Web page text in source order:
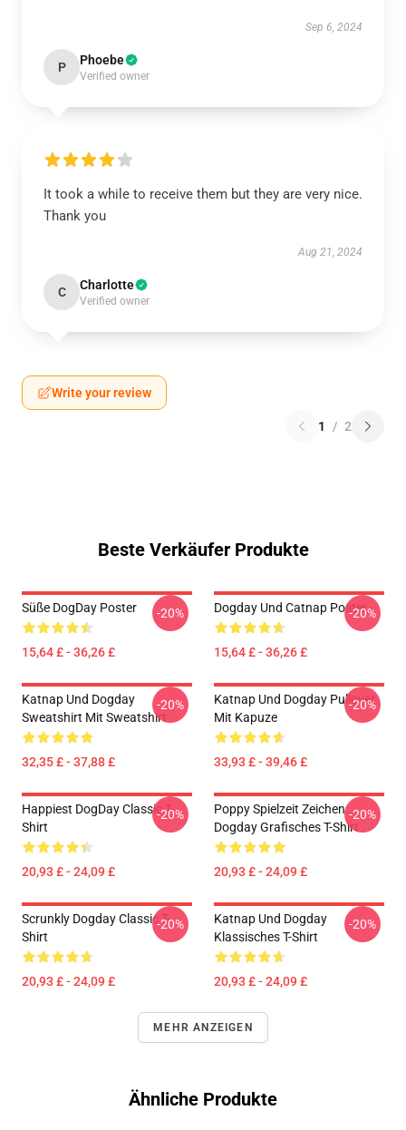
Sep 6, 2024
P Phoebe
Verified owner
It took a while to receive them but they are very nice.
Thank you
Aug 21, 2024
C Charlotte
Verified owner
Write your review
1 / 2
Beste Verkäufer Produkte
Süße DogDay Poster
15,64 £ - 36,26 £
-20% Dogday Und Catnap Poster
15,64 £ - 36,26 £
-20%
Katnap Und Dogday
Sweatshirt Mit Sweatshirt
32,35 £ - 37,88 £
-20%
Katnap Und Dogday Pullover
Mit Kapuze
33,93 £ - 39,46 £
-20%
Happiest DogDay Classic T-
Shirt
20,93 £ - 24,09 £
-20%
Poppy Spielzeit Zeichen:
Dogday Grafisches T-Shirt
20,93 £ - 24,09 £
-20%
Scrunkly Dogday Classic T-
Shirt
20,93 £ - 24,09 £
-20%
Katnap Und Dogday
Klassisches T-Shirt
20,93 £ - 24,09 £
-20%
MEHR ANZEIGEN
Ähnliche Produkte